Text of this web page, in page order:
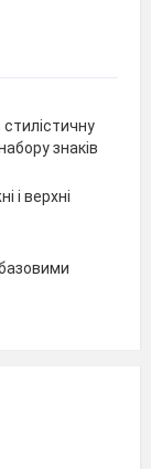
знаків
і верхні